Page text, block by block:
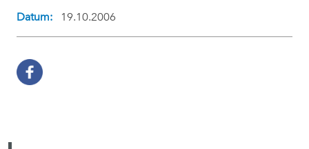
Datum: 19.10.2006